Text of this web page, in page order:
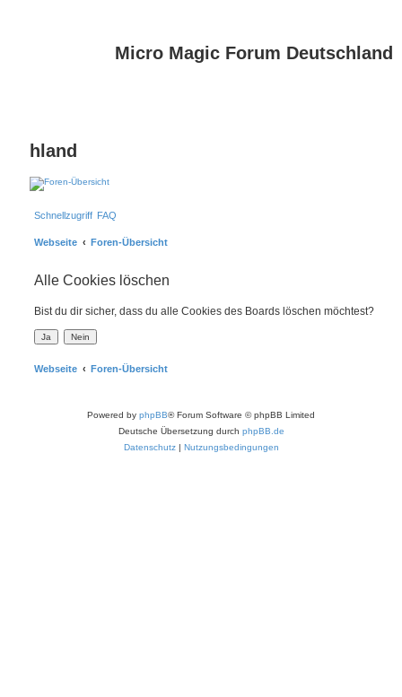
Micro Magic Forum Deutschland
hland
Schnellzugriff FAQ
Webseite Foren-Übersicht
Alle Cookies löschen
Bist du dir sicher, dass du alle Cookies des Boards löschen möchtest?
Webseite Foren-Übersicht
Powered by phpBB® Forum Software © phpBB Limited
Deutsche Übersetzung durch phpBB.de
Datenschutz| Nutzungsbedingungen